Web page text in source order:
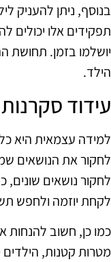
בנוסף, ניתן להעניק
תפקידים אלו יכולים
יושלמו בזמן. תחושת
הילד.
עידוד
למידה עצמאית היא
לחקור את הנושאים
לחקור נושאים שונים,
לקחת יוזמה ולחפש
כמו כן, חשוב להנחות
מטרות קטנות,